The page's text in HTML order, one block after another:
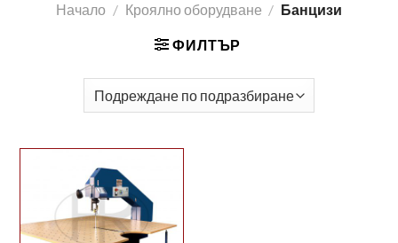
Начало / Кроялно оборудване / Банцизи
ФИЛТЪР